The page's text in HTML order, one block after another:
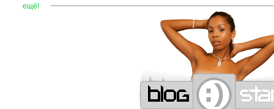
ещё! ——————————————————————